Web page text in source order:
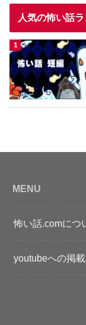
人気の怖い話
MENU
怖い話.comにつ
youtubeへの掲